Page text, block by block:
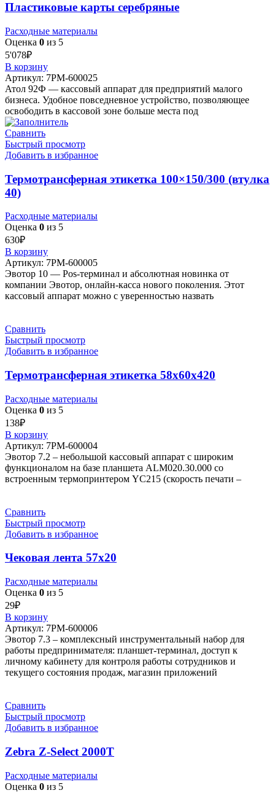
Пластиковые карты серебряные
Расходные материалы
Оценка 0 из 5
5'078₽
В корзину
Артикул: 7РМ-600025
Атол 92Ф — кассовый аппарат для предприятий малого
бизнеса. Удобное повседневное устройство, позволяющее
освободить в кассовой зоне больше места под
Сравнить
Быстрый просмотр
Добавить в избранное
Термотрансферная этикетка 100×150/300 (втулка
40)
Расходные материалы
Оценка 0 из 5
630₽
В корзину
Артикул: 7РМ-600005
Эвотор 10 — Pos-терминал и абсолютная новинка от
компании Эвотор, онлайн-касса нового поколения. Этот
кассовый аппарат можно с уверенностью назвать
Сравнить
Быстрый просмотр
Добавить в избранное
Термотрансферная этикетка 58х60х420
Расходные материалы
Оценка 0 из 5
138₽
В корзину
Артикул: 7РМ-600004
Эвотор 7.2 – небольшой кассовый аппарат с широким
функционалом на базе планшета ALM020.30.000 со
встроенным термопринтером YC215 (скорость печати –
Сравнить
Быстрый просмотр
Добавить в избранное
Чековая лента 57х20
Расходные материалы
Оценка 0 из 5
29₽
В корзину
Артикул: 7РМ-600006
Эвотор 7.3 – комплексный инструментальный набор для
работы предпринимателя: планшет-терминал, доступ к
личному кабинету для контроля работы сотрудников и
текущего состояния продаж, магазин приложений
Сравнить
Быстрый просмотр
Добавить в избранное
Zebra Z-Select 2000T
Расходные материалы
Оценка 0 из 5